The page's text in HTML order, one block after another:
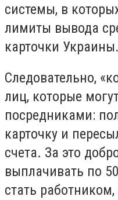
системы, в
лимиты вывода
карточки Украины.
Следовательно,
лиц, которые
посредниками:
карточку и
счета. За это
выплачивать по
стать